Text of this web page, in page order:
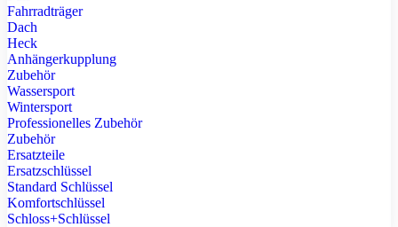
Fahrradträger
Dach
Heck
Anhängerkupplung
Zubehör
Wassersport
Wintersport
Professionelles Zubehör
Zubehör
Ersatzteile
Ersatzschlüssel
Standard Schlüssel
Komfortschlüssel
Schloss+Schlüssel